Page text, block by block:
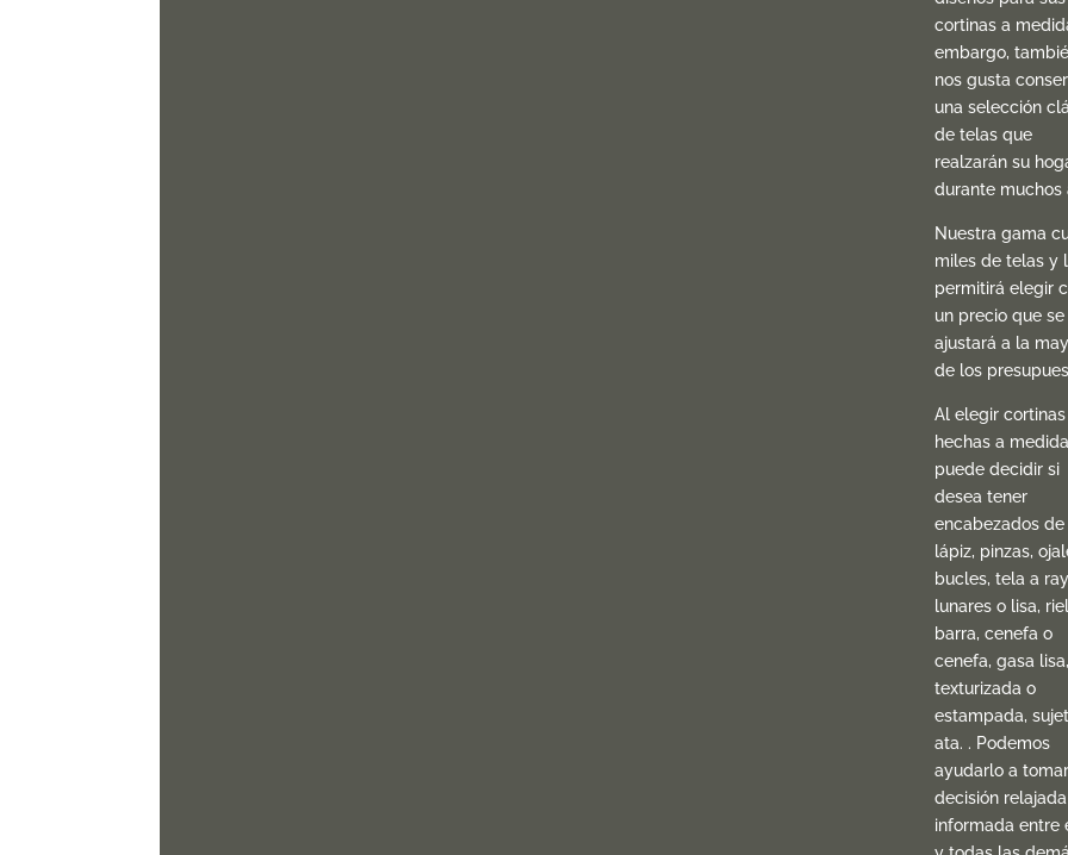
cortinas a
embargo,
nos gusta
una selección
de telas que
realzarán su
durante muchos
Nuestra gama
miles de telas y
permitirá elegir
un precio que se
ajustará a la
de los
Al elegir cortinas
hechas a
puede decidir si
desea tener
encabezados de
lápiz, pinzas,
bucles, tela a
lunares o lisa,
barra, cenefa o
cenefa, gasa lisa,
texturizada o
estampada,
ata. . Podemos
ayudarlo a
decisión
informada entre